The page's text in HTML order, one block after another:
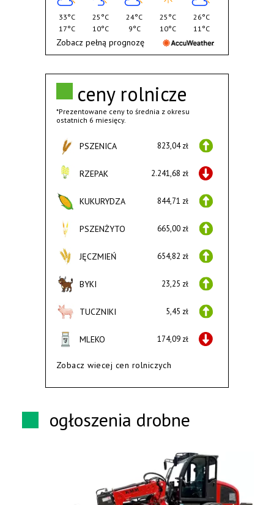
ceny rolnicze
*Prezentowane ceny to średnia z okresu
ostatnich 6 miesięcy.
PSZENICA 823,04 zł
RZEPAK 2.241,68 zł
KUKURYDZA 844,71 zł
PSZENŻYTO 665,00 zł
JĘCZMIEŃ 654,82 zł
BYKI 23,25 zł
TUCZNIKI 5,45 zł
MLEKO 174,09 zł
Zobacz wiecej cen rolniczych
33°C
17°C
25°C
10°C
24°C
9°C
25°C
10°C
26°C
11°C
Zobacz pełną prognozę
ogłoszenia drobne